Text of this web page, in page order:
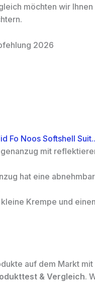
möchten wir
2026
Fo Noos Softshell
mit
hat eine
Krempe und
auf dem Markt
& Vergleich.